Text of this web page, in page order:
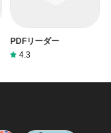
PDFリーダー
4.3